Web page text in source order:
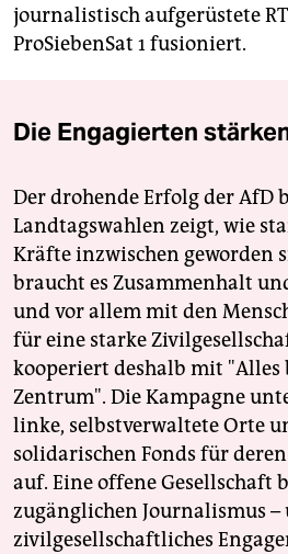
journalistisch aufgerüstete
ProSiebenSat 1 fusioniert.
Die Engagierten
Der drohende Erfolg der AfD
Landtagswahlen zeigt, wie
Kräfte inzwischen geworden
braucht es Zusammenhalt
und vor allem mit den
für eine starke
kooperiert deshalb mit
Zentrum". Die Kampagne
linke, selbstverwaltete Orte
solidarischen Fonds für
auf. Eine offene Gesellschaft
zugänglichen Journalismus –
zivilgesellschaftliches